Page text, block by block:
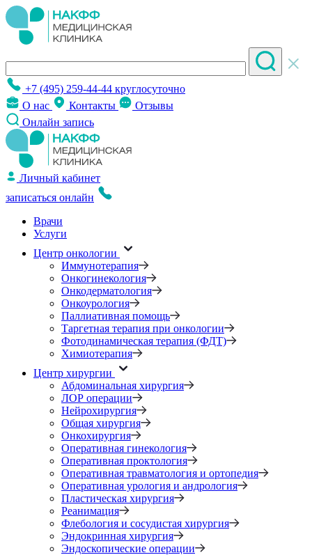
+7 (495) 259-44-44 круглосуточно
О нас
Контакты
Отзывы
Онлайн запись
Личный кабинет
записаться онлайн
Врачи
Услуги
Центр онкологии
Иммунотерапия
Онкогинекология
Онкодерматология
Онкоурология
Паллиативная помощь
Таргетная терапия при онкологии
Фотодинамическая терапия (ФДТ)
Химиотерапия
Центр хирургии
Абдоминальная хирургия
ЛОР операции
Нейрохирургия
Общая хирургия
Онкохирургия
Оперативная гинекология
Оперативная проктология
Оперативная травматология и ортопедия
Оперативная урология и андрология
Пластическая хирургия
Реанимация
Флебология и сосудистая хирургия
Эндокринная хирургия
Эндоскопические операции